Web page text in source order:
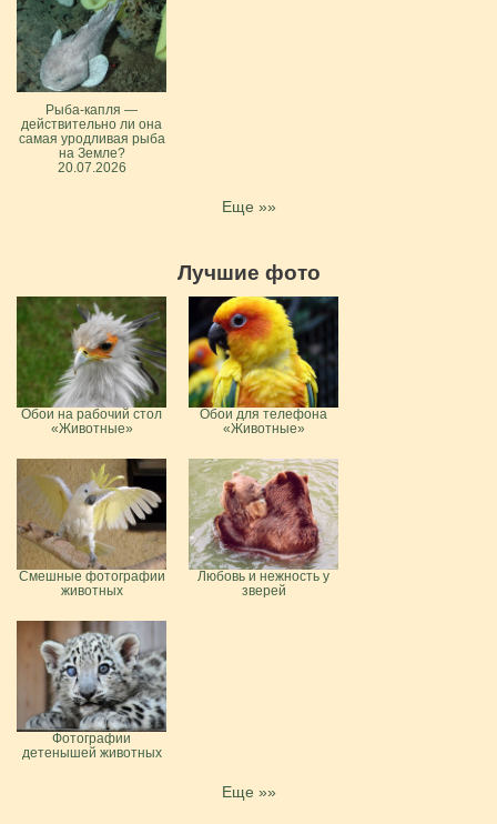
Рыба-капля —
действительно ли она
самая уродливая рыба
на Земле?
20.07.2026
Еще »»
Лучшие фото
Обои на рабочий стол
«Животные»
Обои для телефона
«Животные»
Смешные фотографии
животных
Любовь и нежность у
зверей
Фотографии
детенышей животных
Еще »»